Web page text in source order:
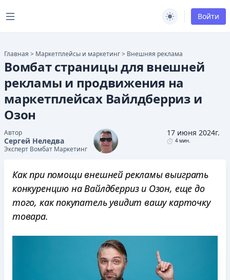
Открыть меню
Switch to light
Войти
Главная > Маркетплейсы и маркетинг> Внешняя реклама
Вомбат страницы для внешней
рекламы и продвижения на
маркетплейсах Вайлдберриз и
Озон
Автор
Сергей Неледва
Эксперт Вомбат Маркетинг
17 июня 2024г.
4 мин.
Как при помощи внешней рекламы выиграть
конкуренцию на Вайлдберриз и Озон, еще до
того, как покупатель увидит вашу карточку
товара.